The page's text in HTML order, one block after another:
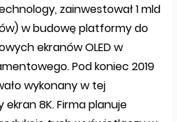
zainwestował 1 mld
w budowę platformy do
ekranów OLED w
Pod koniec 2019
wykonany w tej
8K. Firma planuje